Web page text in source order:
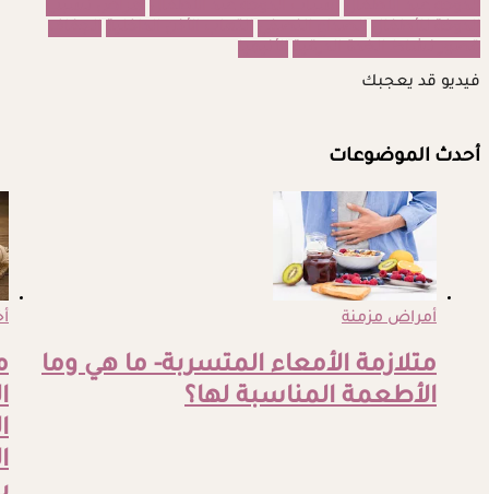
فيديو قد يعجبك
أحدث الموضوعات
أمراض مزمنة
متلازمة الأمعاء المتسربة- ما هي وما
الأطعمة المناسبة لها؟